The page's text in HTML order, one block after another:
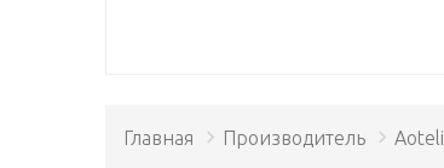
Главная Производитель Aoteli